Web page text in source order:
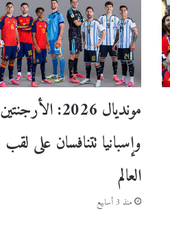
مونديال 2026: الأرجنتين
وإسبانيا تتنافسان على لقب
العالم
منذ 3 أسابيع